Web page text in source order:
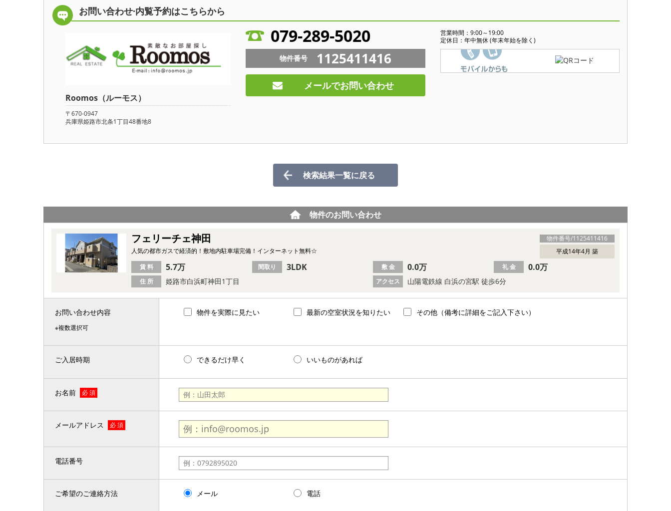
お問い合わせ·内覧予約はこちらから
Roomos（ルーモス）
〒670-0947
兵庫県姫路市北条1丁目48番地8
079-289-5020
営業時間：9:00～19:00
定休日：年中無休 (年末年始を除く)
物件番号 1125411416
メールでお問い合わせ
検索結果一覧に戻る
物件のお問い合わせ
物件番号/1125411416
フェリーチェ神田
平成14年4月 築
人気の都市ガスで経済的！敷地内駐車場完備！インターネット無料☆
住 所 姫路市白浜町神田1丁目 アクセス 山陽電鉄線 白浜の宮駅 徒歩6分
賃 料 5.7万 間取り 3LDK 敷 金 0.0万 礼 金 0.0万
お問い合わせ内容
※複数選択可
物件を実際に見たい 最新の空室状況を知りたい その他（備考に詳細をご記入下さい）
ご入居時期 できるだけ早く いいものがあれば
お名前 必 須
メールアドレス 必 須
電話番号
ご希望のご連絡方法 メール 電話